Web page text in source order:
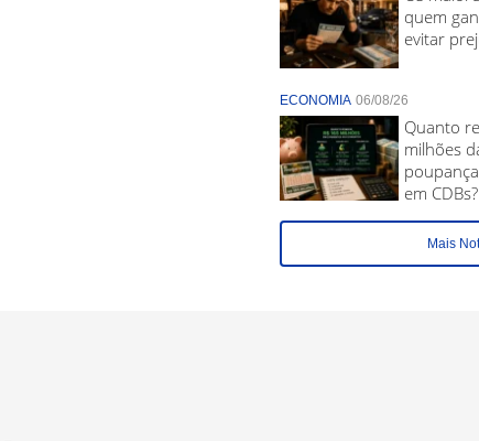
quem
evitar
ECONOMIA 06/08/26
Quanto
milhões
em CDBs?
Mais